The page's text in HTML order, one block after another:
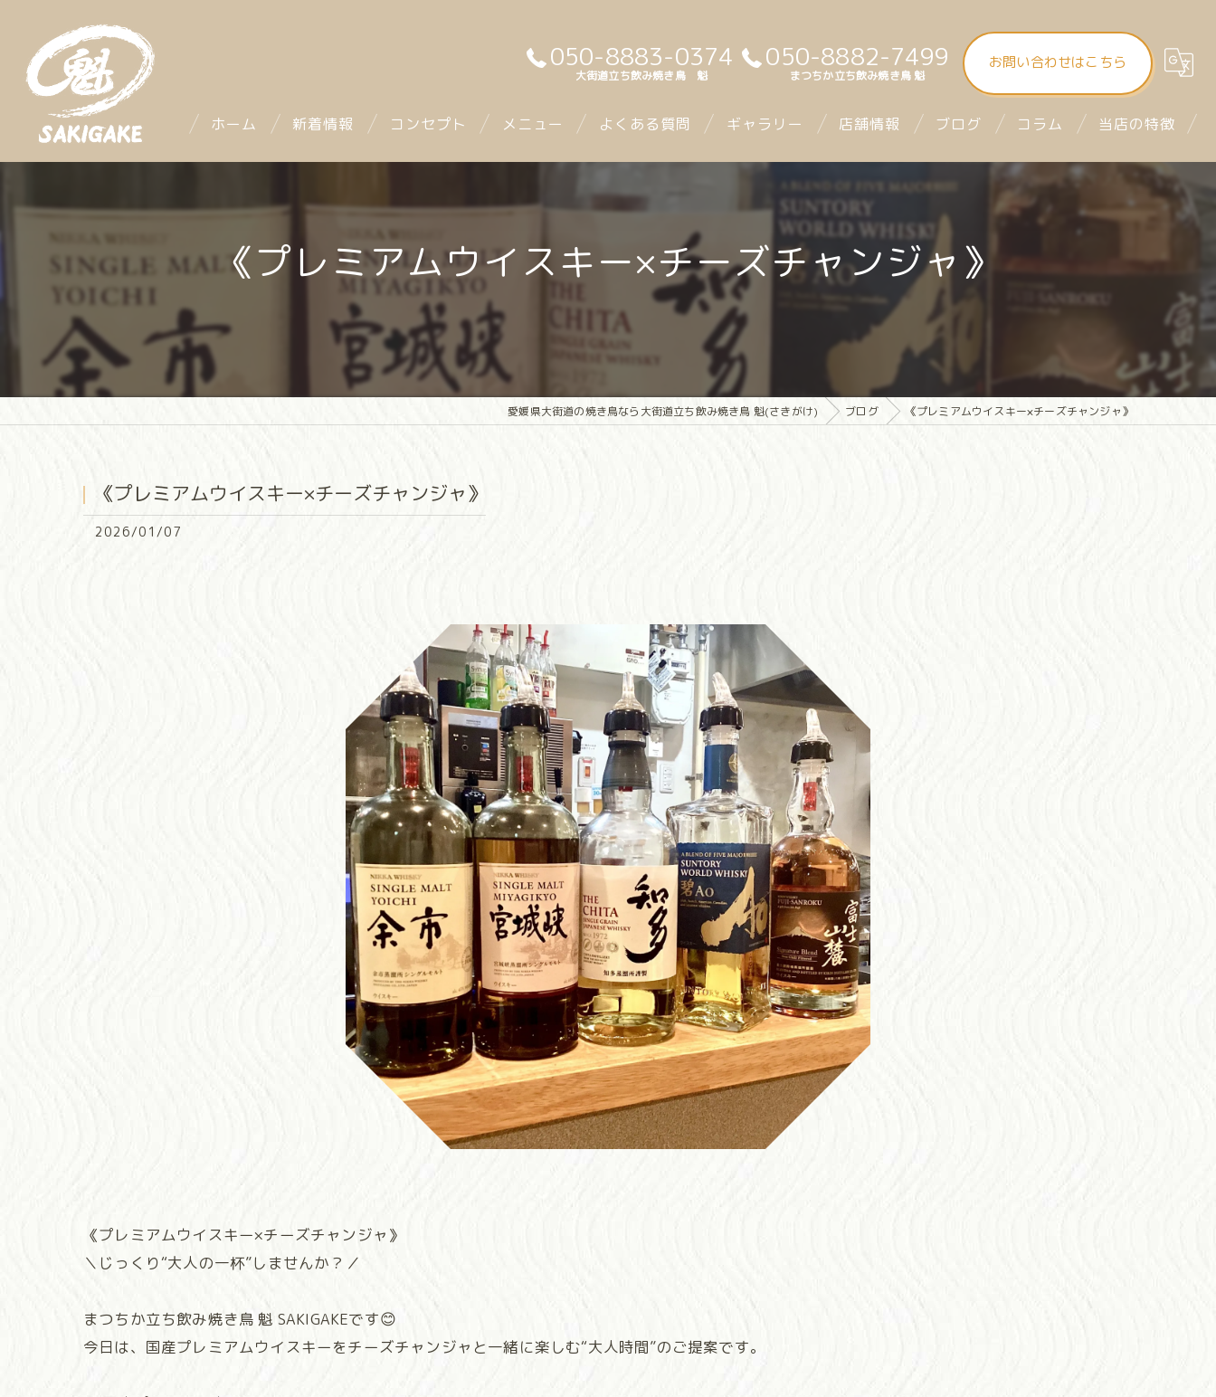
050-8883-0374
大街道立ち飲み焼き鳥 魁
050-8882-7499
まつちか立ち飲み焼き鳥 魁
お問い合わせはこちら
ホーム 新着情報 コンセプト メニュー よくある質問 ギャラリー 店舗情報
大街道立ち飲み焼き鳥 魁（さきがけ）
まつちか立ち飲み焼き鳥 魁
mitra1st ミトラファースト
ブログ コラム 当店の特徴
食べ飲み放題
デート
《プレミアムウイスキー×チーズチャンジャ》
愛媛県大街道の焼き鳥なら大街道立ち飲み焼き鳥 魁(さきがけ) ブログ 《プレミアムウイスキー×チーズチャンジャ》
《プレミアムウイスキー×チーズチャンジャ》
2026/01/07
《プレミアムウイスキー×チーズチャンジャ》
＼じっくり“大人の一杯”しませんか？／
まつちか立ち飲み焼き鳥 魁 SAKIGAKEです😊
今日は、国産プレミアムウイスキーをチーズチャンジャと一緒に楽しむ“大人時間”のご提案です。